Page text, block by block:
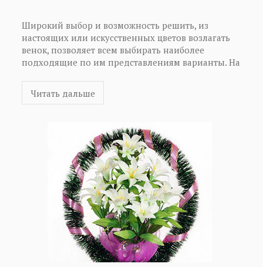
Широкий выбор и возможность решить, из
настоящих или искусственных цветов возлагать
венок, позволяет всем выбирать наиболее
подходящие по им представлениям варианты. На
другие традиционные фразы, используемые в таких
венки купить оптом. Как венки ритуальные купить
оптом, Вы можете узнать более подробную
информацию.
Читать дальше